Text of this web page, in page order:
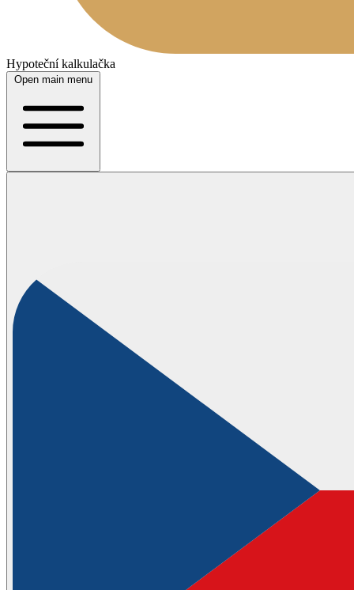
Hypoteční kalkulačka
Open main menu